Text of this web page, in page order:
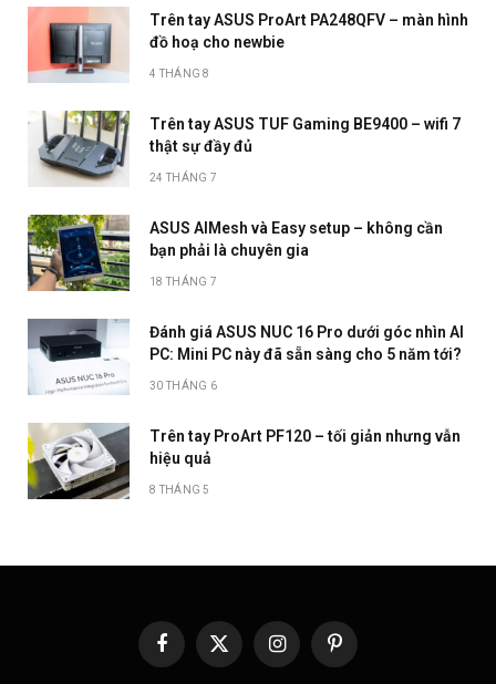
Trên tay ASUS ProArt PA248QFV – màn hình
đồ hoạ cho newbie
4 THÁNG 8
Trên tay ASUS TUF Gaming BE9400 – wifi 7
thật sự đầy đủ
24 THÁNG 7
ASUS AIMesh và Easy setup – không cần
bạn phải là chuyên gia
18 THÁNG 7
Đánh giá ASUS NUC 16 Pro dưới góc nhìn AI
PC: Mini PC này đã sẵn sàng cho 5 năm tới?
30 THÁNG 6
Trên tay ProArt PF120 – tối giản nhưng vẫn
hiệu quả
8 THÁNG 5
Facebook
X
InstagramPinterest